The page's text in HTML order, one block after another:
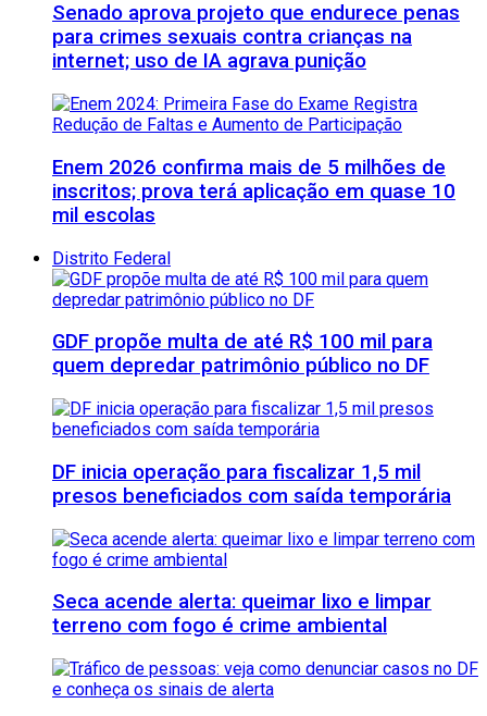
Senado aprova projeto que endurece penas
para crimes sexuais contra crianças na
internet; uso de IA agrava punição
Enem 2026 confirma mais de 5 milhões de
inscritos; prova terá aplicação em quase 10
mil escolas
Distrito Federal
GDF propõe multa de até R$ 100 mil para
quem depredar patrimônio público no DF
DF inicia operação para fiscalizar 1,5 mil
presos beneficiados com saída temporária
Seca acende alerta: queimar lixo e limpar
terreno com fogo é crime ambiental